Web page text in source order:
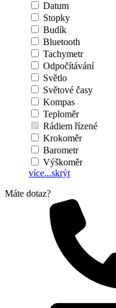
Datum
Stopky
Budík
Bluetooth
Tachymetr
Odpočítávání
Světlo
Světové časy
Kompas
Teploměr
Rádiem řízené
Krokoměr
Barometr
Výškoměr
více...skrýt
Máte dotaz?